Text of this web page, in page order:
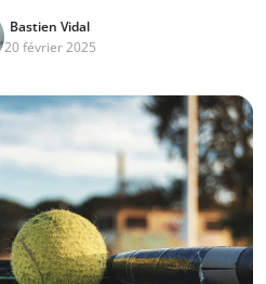
Bastien Vidal
20 février 2025